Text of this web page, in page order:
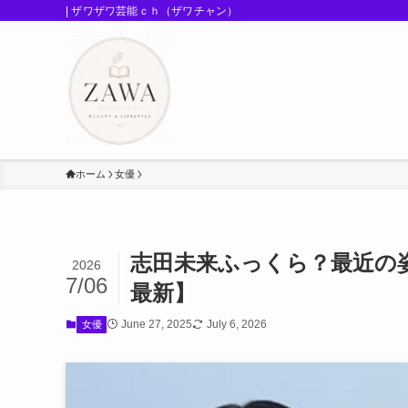
| ザワザワ芸能ｃｈ（ザワチャン）
ホーム 女優
志田未来ふっくら？最近
最新】
2026
7/06
女優 June 27, 2025 July 6, 2026